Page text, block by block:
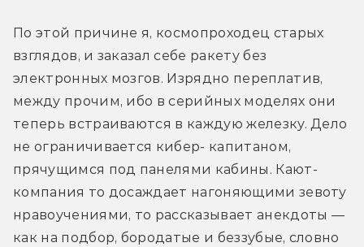
По этой причине я, космопроходец старых
взглядов, и заказал себе ракету без
электронных мозгов. Изрядно переплатив,
между прочим, ибо в серийных моделях они
теперь встраиваются в каждую железку. Дело
не ограничивается кибер- капитаном,
прячущимся под панелями кабины. Кают-
компания то досаждает нагоняющими зевоту
нравоучениями, то рассказывает анекдоты —
как на подбор, бородатые и беззубые, словно